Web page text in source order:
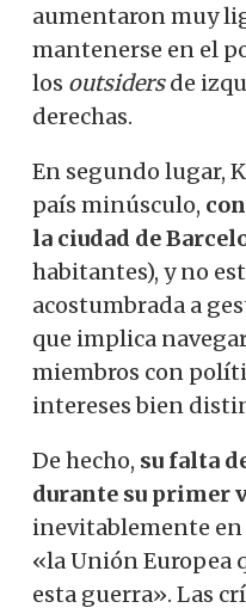
aumentaron muy
mantenerse en el
los outsidersde
derechas.
En segundo lugar,
país minúsculo,
la ciudad de
habitantes), y no
acostumbrada a
que implica
miembros con
intereses bien
De hecho, su falta
durante su primer
inevitablemente en
«la Unión Europea
esta guerra». Las